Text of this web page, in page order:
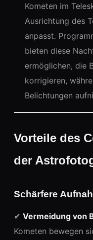
Kometen im
Ausrichtung des
anpasst.
bieten diese
ermöglichen, die
korrigieren,
Belichtungen
Vorteile des
der
Schärfere
✔ Vermeidung von
Kometen bewegen